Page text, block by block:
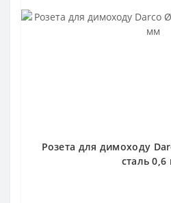
Розета для димоходу
сталь